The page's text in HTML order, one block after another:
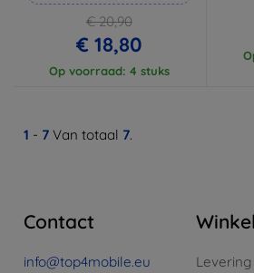
€ 20,90
€ 18,80
Op voorraad: 4 stuks
1 - 7 Van totaal 7.
Contact
info@top4mobile.eu